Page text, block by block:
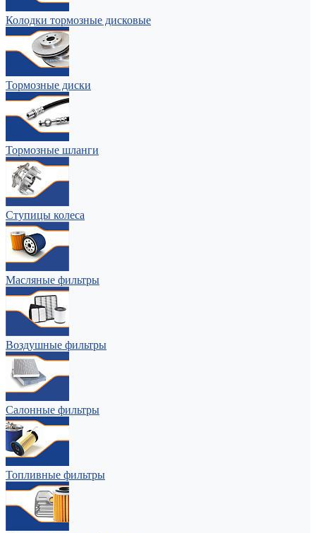
Колодки тормозные дисковые
Тормозные диски
Тормозные шланги
Ступицы колеса
Масляные фильтры
Воздушные фильтры
Салонные фильтры
Топливные фильтры